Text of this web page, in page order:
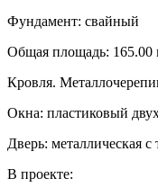
Фундамент: свайный
Общая площадь: 165.00
Кровля.
Окна: пластиковый
Дверь: металлическая
В проекте: